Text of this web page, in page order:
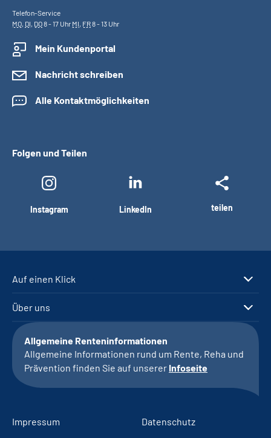
Telefon-Service
MO, DI, DO8 - 17 Uhr MI, FR8 - 13 Uhr
Mein Kundenportal
Nachricht schreiben
Alle Kontaktmöglichkeiten
Folgen und Teilen
Instagram LinkedIn teilen
Auf einen Klick
Über uns
Allgemeine Renteninformationen
Allgemeine Informationen rund um Rente, Reha und
Prävention finden Sie auf unserer Infoseite
Impressum
Datenschutz